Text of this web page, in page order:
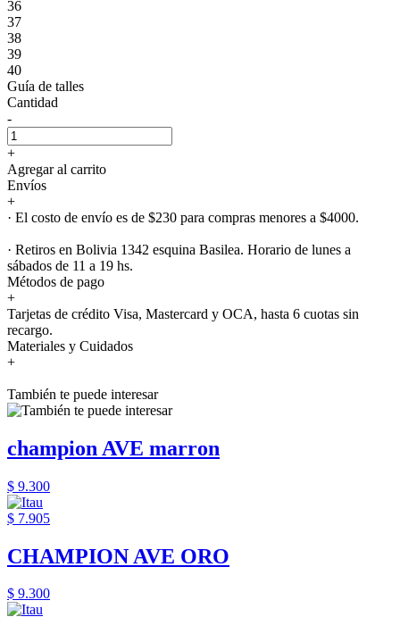
36
37
38
39
40
Guía de talles
Cantidad
-
+
Agregar al carrito
Envíos
+
· El costo de envío es de $230 para compras menores a $4000.
· Retiros en Bolivia 1342 esquina Basilea. Horario de lunes a
sábados de 11 a 19 hs.
Métodos de pago
+
Tarjetas de crédito Visa, Mastercard y OCA, hasta 6 cuotas sin
recargo.
Materiales y Cuidados
+
También te puede interesar
champion AVE marron
$ 9.300
$ 7.905
CHAMPION AVE ORO
$ 9.300